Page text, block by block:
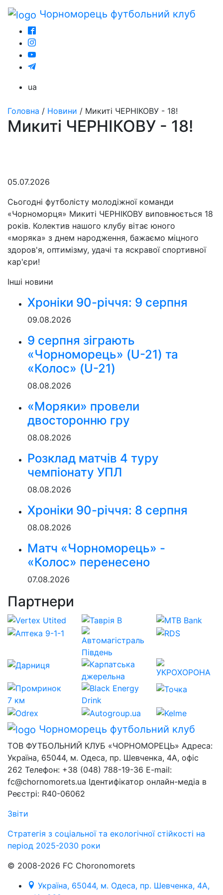
Чорноморець футбольний клуб
ua
Головна / Новини / Микиті ЧЕРНІКОВУ - 18!
Микиті ЧЕРНІКОВУ - 18!
05.07.2026
Сьогодні футболісту молодіжної команди
«Чорноморця» Микиті ЧЕРНІКОВУ виповнюється 18
років. Колектив нашого клубу вітає юного
«моряка» з днем народження, бажаємо міцного
здоров'я, оптимізму, удачі та яскравої спортивної
кар'єри!
Інші новини
Хроніки 90-річчя: 9 серпня
09.08.2026
9 серпня зіграють
«Чорноморець» (U-21) та
«Колос» (U-21)
08.08.2026
«Моряки» провели
двосторонню гру
08.08.2026
Розклад матчів 4 туру
чемпіонату УПЛ
08.08.2026
Хроніки 90-річчя: 8 серпня
08.08.2026
Матч «Чорноморець» -
«Колос» перенесено
07.08.2026
Партнери
Чорноморець футбольний клуб
ТОВ ФУТБОЛЬНИЙ КЛУБ «ЧОРНОМОРЕЦЬ» Адреса:
Україна, 65044, м. Одеса, пр. Шевченка, 4А, офіс
262 Телефон: +38 (048) 788-19-36 E-mail:
fc@chornomorets.ua Ідентифікатор онлайн-медіа в
Реєстрі: R40-06062
Звіти
Стратегія з соціальної та екологічної стійкості на
період 2025-2030 роки
© 2008-2026 FC Choronomorets
Україна, 65044, м. Одеса, пр. Шевченка, 4А,